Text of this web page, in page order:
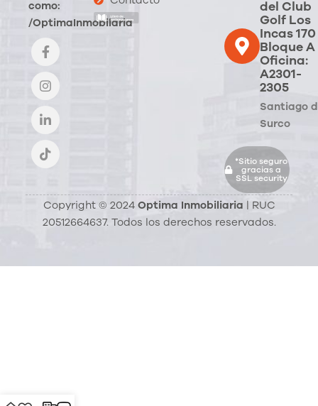
como:
/OptimaInmobilaria
del Club
Golf Los
Incas 170
Bloque A
Oficina:
A2301-
2305
Santiago
Surco
*Sitio seguro
gracias a
SSL security
Copyright © 2024 Optima Inmobiliaria | RUC
20512664637. Todos los derechos reservados.